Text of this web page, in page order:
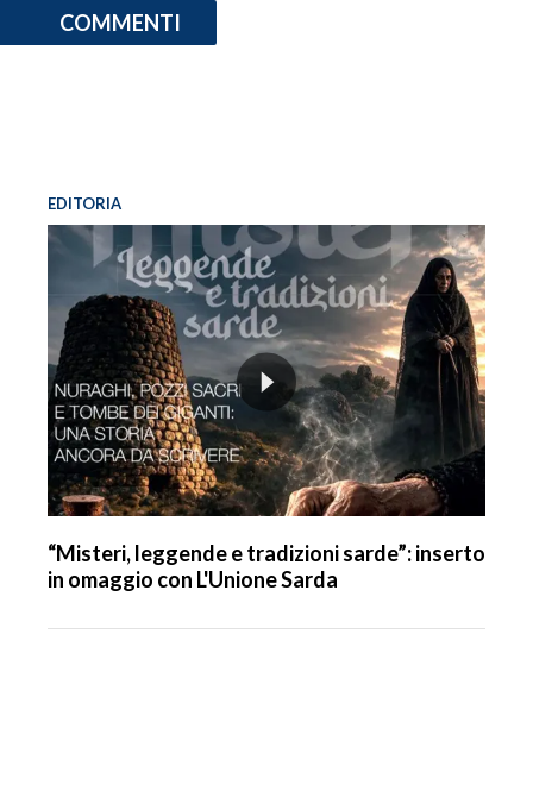
COMMENTI
EDITORIA
“Misteri, leggende e tradizioni sarde”: inserto
in omaggio con L'Unione Sarda